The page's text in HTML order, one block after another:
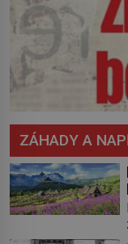
ZÁHADY A